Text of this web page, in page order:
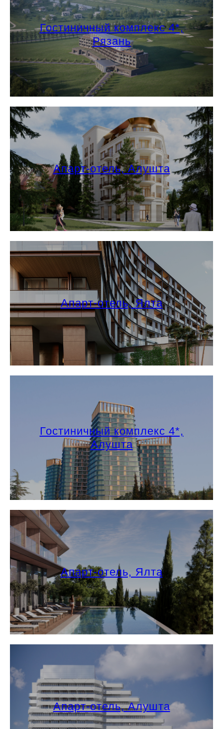
Гостиничный комплекс 4*,
Рязань
Апарт-отель, Алушта
Апарт-отель, Ялта
Гостиничный комплекс 4*,
Алушта
Апарт-отель, Ялта
Апарт-отель, Алушта